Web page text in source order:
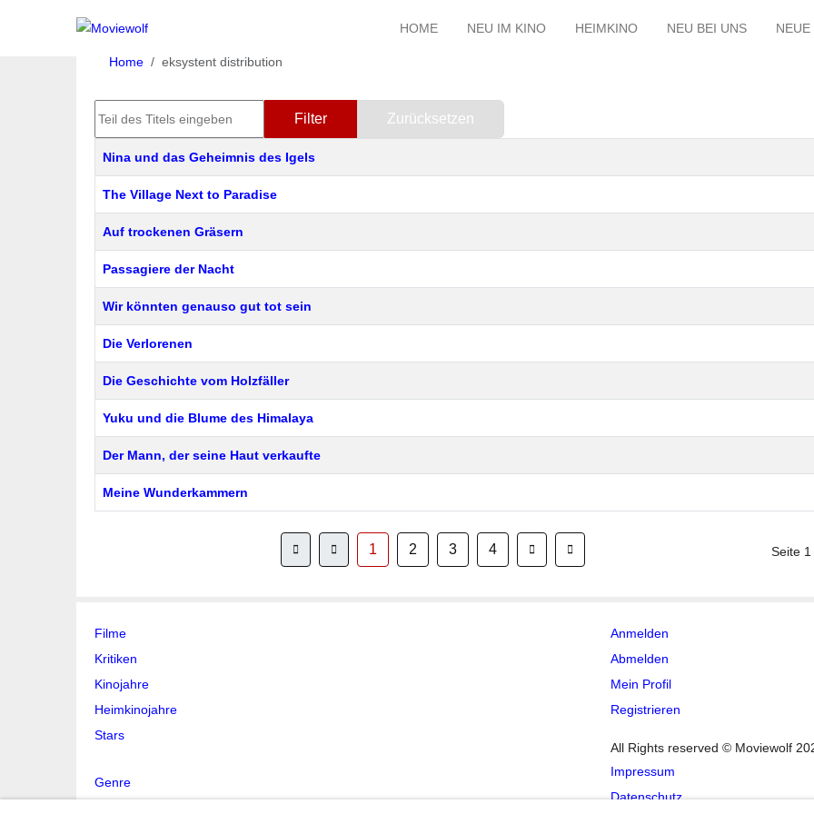
HOME NEU IM KINO HEIMKINO NEU BEI UNS NEUE
Home eksystent distribution
Filter Zurücksetzen
Titel
Nina und das Geheimnis des Igels
The Village Next to Paradise
Auf trockenen Gräsern
Passagiere der Nacht
Wir könnten genauso gut tot sein
Die Verlorenen
Die Geschichte vom Holzfäller
Yuku und die Blume des Himalaya
Der Mann, der seine Haut verkaufte
Meine Wunderkammern
Seite
1 2 3 4
Filme
Kritiken
Kinojahre
Heimkinojahre
Stars
Genre
Anmelden
Abmelden
Mein Profil
Registrieren
All Rights reserved © Moviewolf
Impressum
Datenschutz